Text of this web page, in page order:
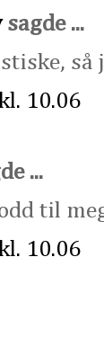
sagde ...
10.06
...
til
10.06